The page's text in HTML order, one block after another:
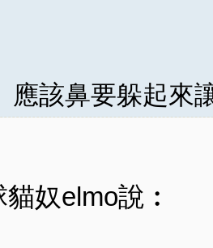
該鼻要躲起來
奴elmo說︰